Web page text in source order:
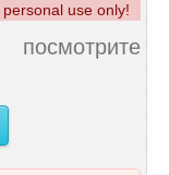
use only!